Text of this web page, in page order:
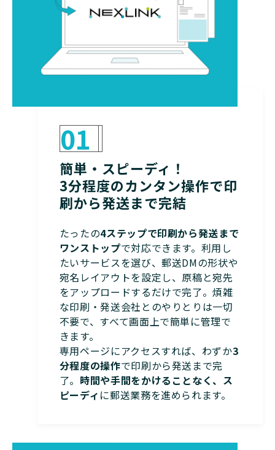
01
簡単・スピーディ！
3分程度のカンタン操作で印
刷から発送まで完結
たったの4ステップで印刷から発送まで
ワンストップで対応できます。利用し
たいサービスを選び、郵送DMの形状や
宛名レイアウトを設定し、原稿と宛先
をアップロードするだけで完了。煩雑
な印刷・発送会社とのやりとりは一切
不要で、すべて画面上で簡単に管理で
きます。
専用ページにアクセスすれば、わずか3
分程度の操作で印刷から発送まで完
了。 時間や手間をかけることなく、ス
ピーディ に郵送業務を進められます。